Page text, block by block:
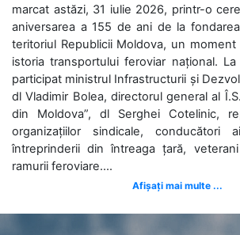
marcat astăzi, 31 iulie 2026, printr-o
aniversarea a 155 de ani de la
teritoriul Republicii Moldova, un
istoria transportului feroviar național.
participat ministrul Infrastructurii și
dl Vladimir Bolea, directorul general al
din Moldova”, dl Serghei Cotelinic,
organizațiilor sindicale, conducători
întreprinderii din întreaga țară,
ramurii feroviare....
Afișați mai multe ...